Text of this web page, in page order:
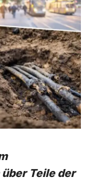
Teile der